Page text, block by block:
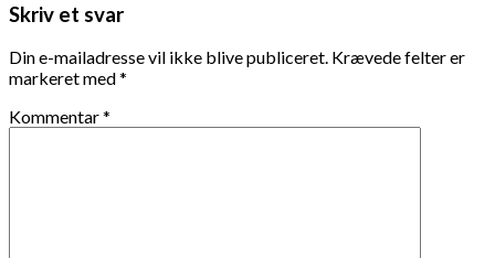
Skriv et svar
Din e-mailadresse vil ikke blive publiceret. Krævede felter er
markeret med*
Kommentar*